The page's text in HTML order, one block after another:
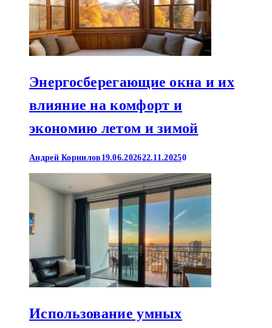
Энергосберегающие окна и их
влияние на комфорт и
экономию летом и зимой
Андрей Корнилов 19.06.202622.11.20250
Использование умных